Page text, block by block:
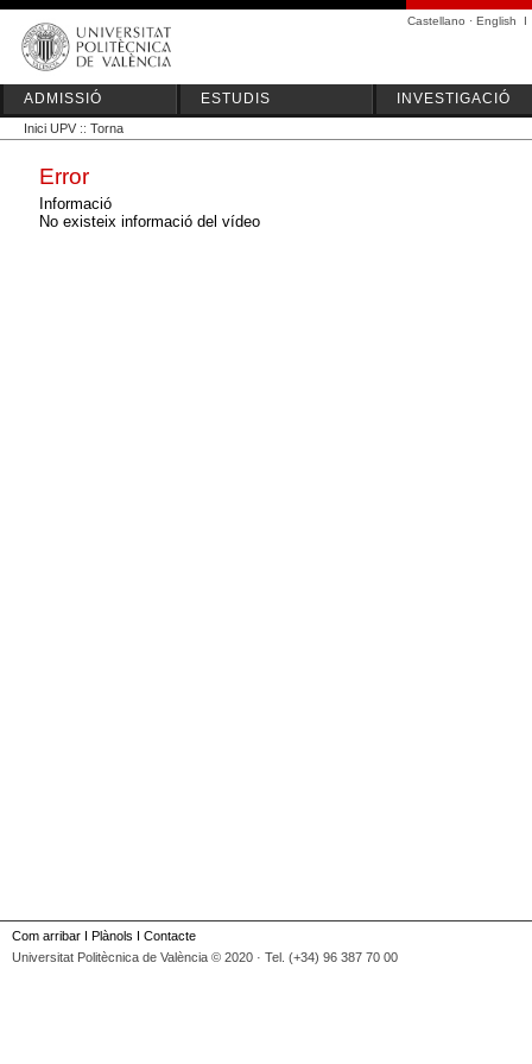
Castellano · English I
ADMISSIÓ ESTUDIS INVESTIGACIÓ
Inici UPV :: Torna
Error
Informació
No existeix informació del vídeo
Com arribar I Plànols I Contacte
Universitat Politècnica de València © 2020 · Tel. (+34) 96 387 70 00